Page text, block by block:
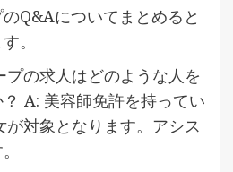
Q&Aについてまとめると
。
プの求人はどのような人を
A: 美容師免許を持ってい
対象となります。アシス